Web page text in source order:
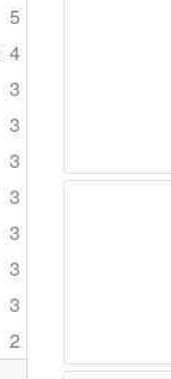
5
4
3
3
3
3
3
3
3
2